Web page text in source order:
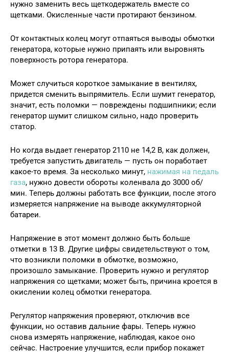
нужно заменить весь щеткодержатель вместе со
щетками. Окисленные части протирают бензином.
От контактных колец могут отпаяться выводы обмотки
генератора, которые нужно припаять или выровнять
поверхность ротора генератора.
Может случиться короткое замыкание в вентилях,
придется сменить выпрямитель. Если шумит генератор,
значит, есть поломки — повреждены подшипники; если
генератор шумит слишком сильно, надо проверить
статор.
Но когда выдает генератор 2110 не 14,2 В, как должен,
требуется запустить двигатель — пусть он поработает
какое-то время. За несколько минут, нажимая на педаль
газа, нужно довести обороты коленвала до 3000 об/
мин. Теперь должны работать все функции, после этого
измеряется напряжение на выводе аккумуляторной
батареи.
Напряжение в этот момент должно быть больше
отметки в 13 В. Другие цифры свидетельствуют о том,
что возникли поломки в обмотке, возможно,
произошло замыкание. Проверить нужно и регулятор
напряжения со щетками; может быть, причина кроется в
окислении колец обмотки генератора.
Регулятор напряжения проверяют, отключив все
функции, но оставив дальние фары. Теперь нужно
снова измерять напряжение, наблюдая, какое оно
сейчас. Настроение улучшится, если прибор покажет